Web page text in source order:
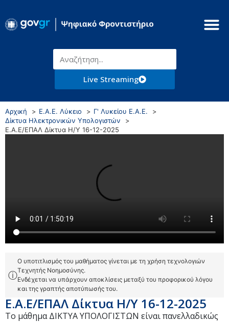
Live Streaming
Αρχική Ε.Α.Ε. Λύκειο
Γ' Λυκείου Ε.Α.Ε.
Δίκτυα Ηλεκτρονικών Υπολογιστών
Ε.Α.Ε/ΕΠΑΛ Δίκτυα Η/Υ 16-12-2025
ⓘ
Ο υποτιτλισμός του μαθήματος γίνεται με τη χρήση τεχνολογιών
Τεχνητής Νοημοσύνης.
Ενδέχεται να υπάρχουν αποκλίσεις μεταξύ του προφορικού λόγου
και της γραπτής αποτύπωσής του.
Ε.Α.Ε/ΕΠΑΛ Δίκτυα Η/Υ 16-12-2025
Το μάθημα ΔΙΚΤΥΑ ΥΠΟΛΟΓΙΣΤΩΝ είναι πανελλαδικώς